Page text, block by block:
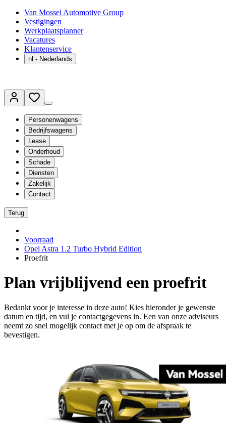
Van Mossel Automotive Group
Vestigingen
Werkplaatsplanner
Vacatures
Klantenservice
nl - Nederlands
Personenwagens
Bedrijfswagens
Lease
Onderhoud
Schade
Diensten
Zakelijk
Contact
Terug
Voorraad
Opel Astra 1.2 Turbo Hybrid Edition
Proefrit
Plan vrijblijvend een proefrit
Bedankt voor je interesse in deze auto! Kies hieronder je gewenste
datum en tijd, en vul je contactgegevens in. Een van onze adviseurs
neemt zo snel mogelijk contact met je op om de afspraak te
bevestigen.